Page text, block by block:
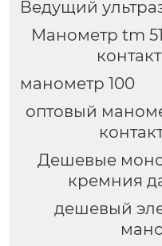
Ведущий
Манометр tm
манометр 100
оптовый
Дешевые
кремния
дешевый